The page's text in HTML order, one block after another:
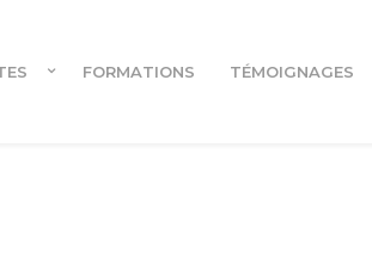
FORMATIONS TÉMOIGNAGES